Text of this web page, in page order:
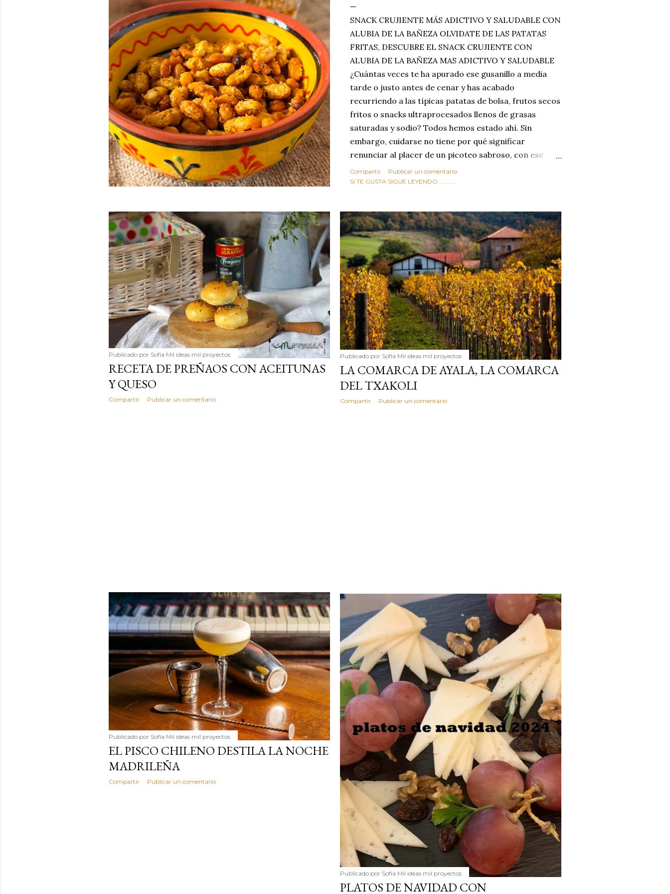
SNACK CRUJIENTE MÁS ADICTIVO Y SALUDABLE CON
ALUBIA DE LA BAÑEZA OLVIDATE DE LAS PATATAS
FRITAS, DESCUBRE EL SNACK CRUJIENTE CON
ALUBIA DE LA BAÑEZA MAS ADICTIVO Y SALUDABLE
¿Cuántas veces te ha apurado ese gusanillo a media
tarde o justo antes de cenar y has acabado
recurriendo a las típicas patatas de bolsa, frutos secos
fritos o snacks ultraprocesados llenos de grasas
saturadas y sodio? Todos hemos estado ahí. Sin
embargo, cuidarse no tiene por qué significar
renunciar al placer de un picoteo sabroso, con ese
toque tostado y crujiente que tanto nos satisface.
Estas alubias crujientes al horno van a cambiar por
tradicionales y copiosos de invierno. Con esta receta
simple pero revolucionaria, transformaremos un
ingrediente tan humilde como la alubia de La Bañeza
en un snack ligero, dorado, cargado de proteína y
100% natural. Es el sustituto perfecto a los frutos se...
Compartir
Publicar un comentario
SI TE GUSTA SIGUE LEYENDO............
Publicado por Sofía Mil ideas mil proyectos
RECETA DE PREÑAOS CON ACEITUNAS
Y QUESO
Compartir Publicar un comentario
Publicado por Sofía Mil ideas mil proyectos
LA COMARCA DE AYALA, LA COMARCA
DEL TXAKOLI
Compartir Publicar un comentario
Publicado por Sofía Mil ideas mil proyectos
EL PISCO CHILENO DESTILA LA NOCHE
MADRILEÑA
Compartir Publicar un comentario
Publicado por Sofía Mil ideas mil proyectos
PLATOS DE NAVIDAD CON